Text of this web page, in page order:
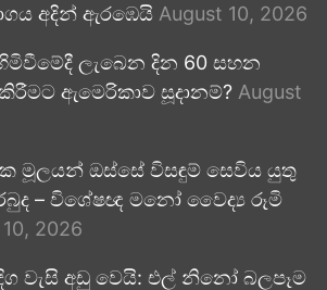
අදින් ඇරඹෙයි August 10, 2026
ලැබෙන දින 60 සහන
ඇමෙරිකාව සූදානම්? August
මූලයන් ඔස්සේ විසඳුම් සෙවිය යුතු
– විශේෂඥ මනෝ වෛද්‍ය රූමි
2026
වැසි අඩු වෙයි: එල් නිනෝ බලපෑම